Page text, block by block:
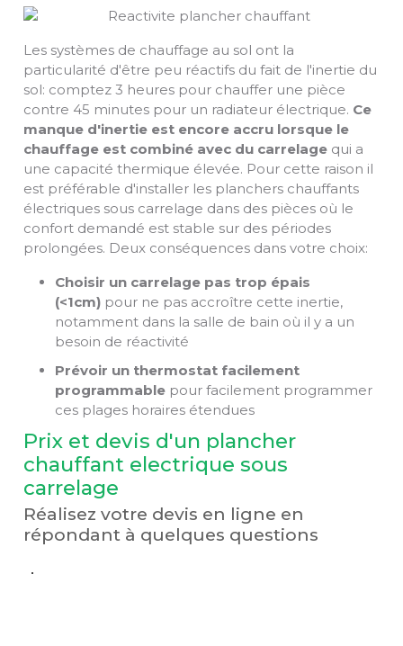
Les systèmes de chauffage au sol ont la
particularité d'être peu réactifs du fait de l'inertie du
sol: comptez 3 heures pour chauffer une pièce
contre 45 minutes pour un radiateur électrique. Ce
manque d'inertie est encore accru lorsque le
chauffage est combiné avec du carrelage qui a
une capacité thermique élevée. Pour cette raison il
est préférable d'installer les planchers chauffants
électriques sous carrelage dans des pièces où le
confort demandé est stable sur des périodes
prolongées. Deux conséquences dans votre choix:
Choisir un carrelage pas trop épais
(<1cm) pour ne pas accroître cette inertie,
notamment dans la salle de bain où il y a un
besoin de réactivité
Prévoir un thermostat facilement
programmable pour facilement programmer
ces plages horaires étendues
Prix et devis d'un plancher
chauffant electrique sous
carrelage
Réalisez votre devis en ligne en
répondant à quelques questions